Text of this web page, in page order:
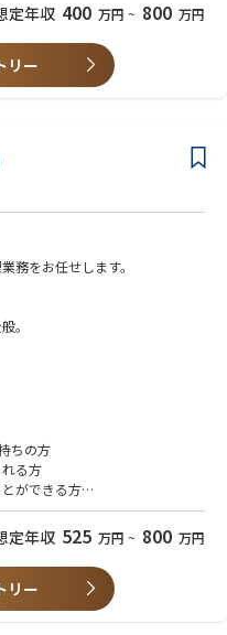
定年収 400 万円 ~ 800 万円
リー
務をお任せします。
。
を出し、他部署とも綿密に連携
に工事を進めてください。
れぞれを組み上げます。
が関わります。
も大きな仕事です。
いただきます（先輩たちもみん
握してください。
ちの方
る方
ができる方
定年収 525 万円 ~ 800 万円
リー